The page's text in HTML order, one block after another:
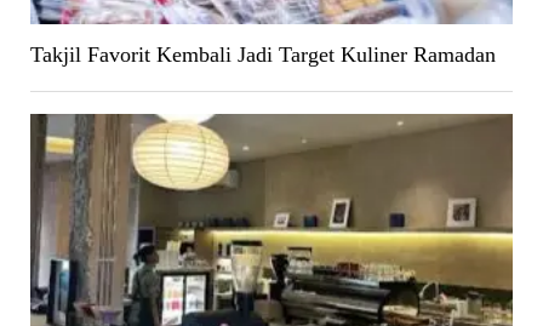
Takjil Favorit Kembali Jadi Target Kuliner Ramadan